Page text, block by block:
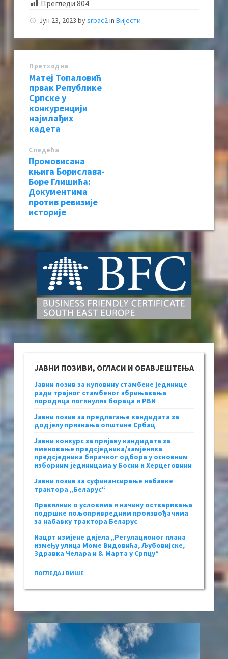
Прегледи 804
Јун 23, 2023 bysrbac2in Вијести
Претходна
Матеј Топаловић
првак Републике
Српске у
конкуренцији
најмлађих
кадета
Следећa
Промовисана
књига Борислава-
Боре Глишића:
Документима
против ревизије
историје
ЈАВНИ ПОЗИВИ, ОГЛАСИ И ОБАВЈЕШТЕЊА
Јавни позив за куповину стамбене јединице
ради трајног стамбеног збрињавања
породица погинулих бораца и РВИ
Јавни позив за предлагање кандидата за
додјелу признања општине Србац
Јавни конкурс за пријаву кандидата за
именовање предсједника/замјеника
предсједника бирачког одбора у основним
изборним јединицама у Босни и Херцеговини
Јавни позив за суфинансирање набавке
трактора „Беларус“
Правилник о условима и начину остваривања
подршке пољопривредним произвођачима
за набавку трактора Беларус
Нацрт измјене дијела „Регулационог плана
између улица Моме Видовића, Љубовијске,
Здравка Челара и 8. Марта у Српцу“
ПОГЛЕДАЈ ВИШЕ